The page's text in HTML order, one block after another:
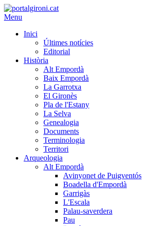
Menu
Inici
Últimes notícies
Editorial
Història
Alt Empordà
Baix Empordà
La Garrotxa
El Gironès
Pla de l'Estany
La Selva
Genealogia
Documents
Terminologia
Territori
Arqueologia
Alt Empordà
Avinyonet de Puigventós
Boadella d'Empordà
Garrigàs
L'Escala
Palau-saverdera
Pau